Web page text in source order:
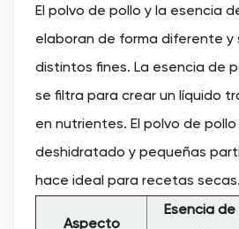
El polvo de pollo y la esencia
elaboran de forma diferente y
distintos fines. La esencia de
se filtra para crear un líquido
en nutrientes. El polvo de
deshidratado y pequeñas
hace ideal para recetas secas.
Aspecto
Esencia de